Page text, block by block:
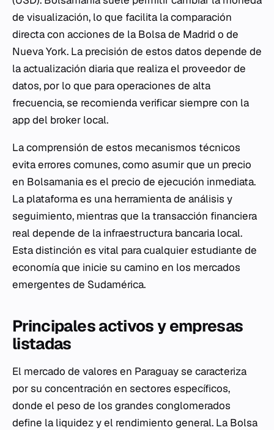
de visualización, lo que facilita la comparación
directa con acciones de la Bolsa de Madrid o de
Nueva York. La precisión de estos datos depende de
la actualización diaria que realiza el proveedor de
datos, por lo que para operaciones de alta
frecuencia, se recomienda verificar siempre con la
app del broker local.
La comprensión de estos mecanismos técnicos
evita errores comunes, como asumir que un precio
en Bolsamania es el precio de ejecución inmediata.
La plataforma es una herramienta de análisis y
seguimiento, mientras que la transacción financiera
real depende de la infraestructura bancaria local.
Esta distinción es vital para cualquier estudiante de
economía que inicie su camino en los mercados
emergentes de Sudamérica.
Principales activos y empresas
listadas
El mercado de valores en Paraguay se caracteriza
por su concentración en sectores específicos,
donde el peso de los grandes conglomerados
define la liquidez y el rendimiento general. La Bolsa